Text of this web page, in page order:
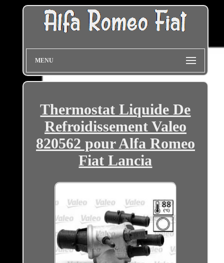
MENU
Thermostat Liquide De
Refroidissement Valeo
820562 pour Alfa Romeo
Fiat Lancia